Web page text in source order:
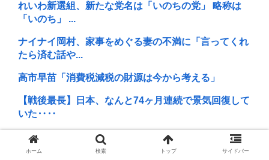
れいわ新選組、新たな党名は「いのちの党」 略称は
「いのち」 ...
ナイナイ岡村、家事をめぐる妻の不満に「言ってくれ
たら済む話や...
高市早苗「消費税減税の財源は今から考える」
【戦後最長】日本、なんと74ヶ月連続で景気回復して
いた‥‥
【サッカー】板倉滉は「めっちゃモテる」 年収7億
円・お洒落・...
ホーム 検索 トップ サイドバー